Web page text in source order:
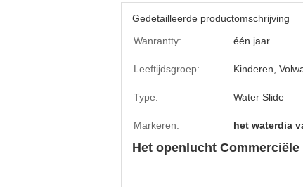
Gedetailleerde productomschrijving
Wanrantty:
één jaar
Leeftijdsgroep: Kinderen,
Type: Water Slide
Markeren: het waterdia
Het openlucht